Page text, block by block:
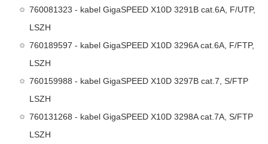
760081323 - kabel GigaSPEED X10D 3291B cat.6A, F/UTP,
LSZH
760189597 - kabel GigaSPEED X10D 3296A cat.6A, F/FTP,
LSZH
760159988 - kabel GigaSPEED X10D 3297B cat.7, S/FTP
LSZH
760131268 - kabel GigaSPEED X10D 3298A cat.7A, S/FTP
LSZH